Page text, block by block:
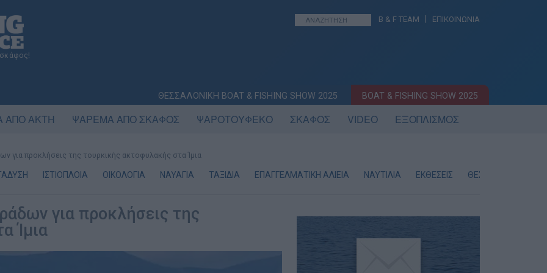
B & F TEAM ΕΠΙΚΟΙΝΩΝΙΑ
ΘΕΣΣΑΛΟΝΙΚΗ BOAT & FISHING SHOW 2025 BOAT & FISHING SHOW 2025
ΑΠΟ ΑΚΤΗ ΨΑΡΕΜΑ ΑΠΟ ΣΚΑΦΟΣ ΨΑΡΟΤΟΥΦΕΚΟ ΣΚΑΦΟΣ VIDEO ΕΞΟΠΛΙΣΜΟΣ
για προκλήσεις της τουρκικής ακτοφυλακής στα Ίμια
ΙΣΤΙΟΠΛΟΙΑ ΟΙΚΟΛΟΓΙΑ ΝΑΥΑΓΙΑ ΤΑΞΙΔΙΑ ΕΠΑΓΓΕΛΜΑΤΙΚΗ ΑΛΙΕΙΑ ΝΑΥΤΙΛΙΑ ΕΚΘΕΣΕΙΣ ΘΕΣΕΙΣ ΕΡΓΑΣΙΑΣ
για προκλήσεις της
Ίμια